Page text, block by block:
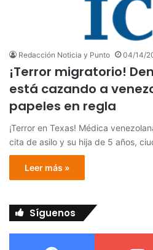
Redacción Noticia y Punto 04/14/
¡Terror migratorio!
está cazando a
papeles en regla
¡Terror en Texas! Médica
cita de asilo y su hija de 5 años,
Leer más »
Síguenos